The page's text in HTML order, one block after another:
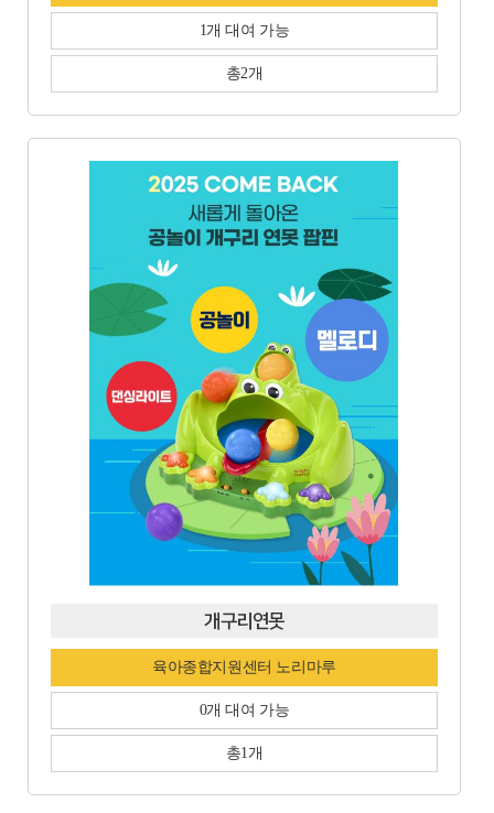
1개 대여 가능
총2개
개구리연못
육아종합지원센터 노리마루
0개 대여 가능
총1개